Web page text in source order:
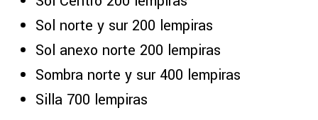
Sol norte y sur 200 lempiras
Sol anexo norte 200 lempiras
Sombra norte y sur 400 lempiras
Silla 700 lempiras